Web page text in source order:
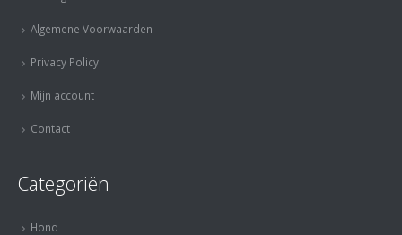
Algemene Voorwaarden
Privacy Policy
Mijn account
Contact
Categoriën
Hond